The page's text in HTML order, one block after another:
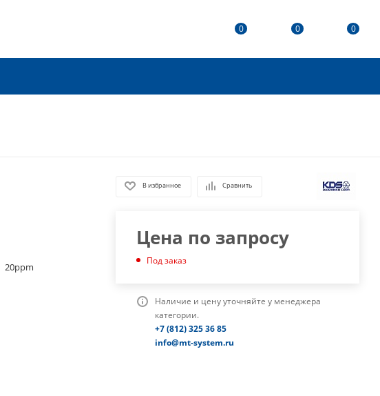
0 0 0
20ppm
В избранное Сравнить
Цена по запросу
Под заказ
Наличие и цену уточняйте у менеджера
категории.
+7 (812) 325 36 85
info@mt-system.ru